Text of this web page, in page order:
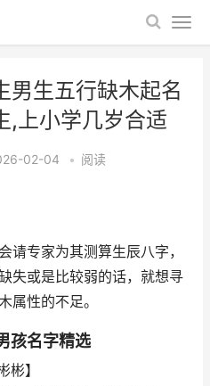
生五行缺木起名
,上小学几岁合适
02-04 • 阅读
请专家为其测算生辰八字，
失或是比较弱的话，就想寻
属性的不足。
孩名字精选
彬】